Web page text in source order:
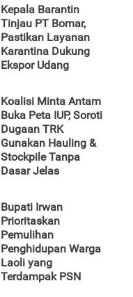
Kepala Barantin
Tinjau PT Bomar,
Pastikan Layanan
Karantina Dukung
Ekspor Udang
Koalisi Minta Antam
Buka Peta IUP, Soroti
Dugaan TRK
Gunakan Hauling &
Stockpile Tanpa
Dasar Jelas
Bupati Irwan
Prioritaskan
Pemulihan
Penghidupan Warga
Laoli yang
Terdampak PSN